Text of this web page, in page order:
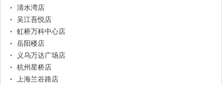
清水湾店
吴江吾悦店
虹桥万科中心店
岳阳楼店
义乌万达广场店
杭州星桥店
上海兰谷路店